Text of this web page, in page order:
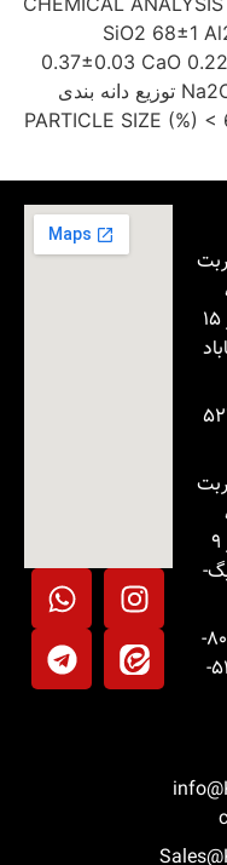
SiO2 68±1
0.37±0.03 CaO
Na2O 0.2±0.02 SO3 Trace L.O.I 6±0.5 توزیع دانه بندی
PARTICLE SIZE (%)
: تربت
کیلومتر 15
تربت
کیلومتر 9
تلفن:805-
51241000-